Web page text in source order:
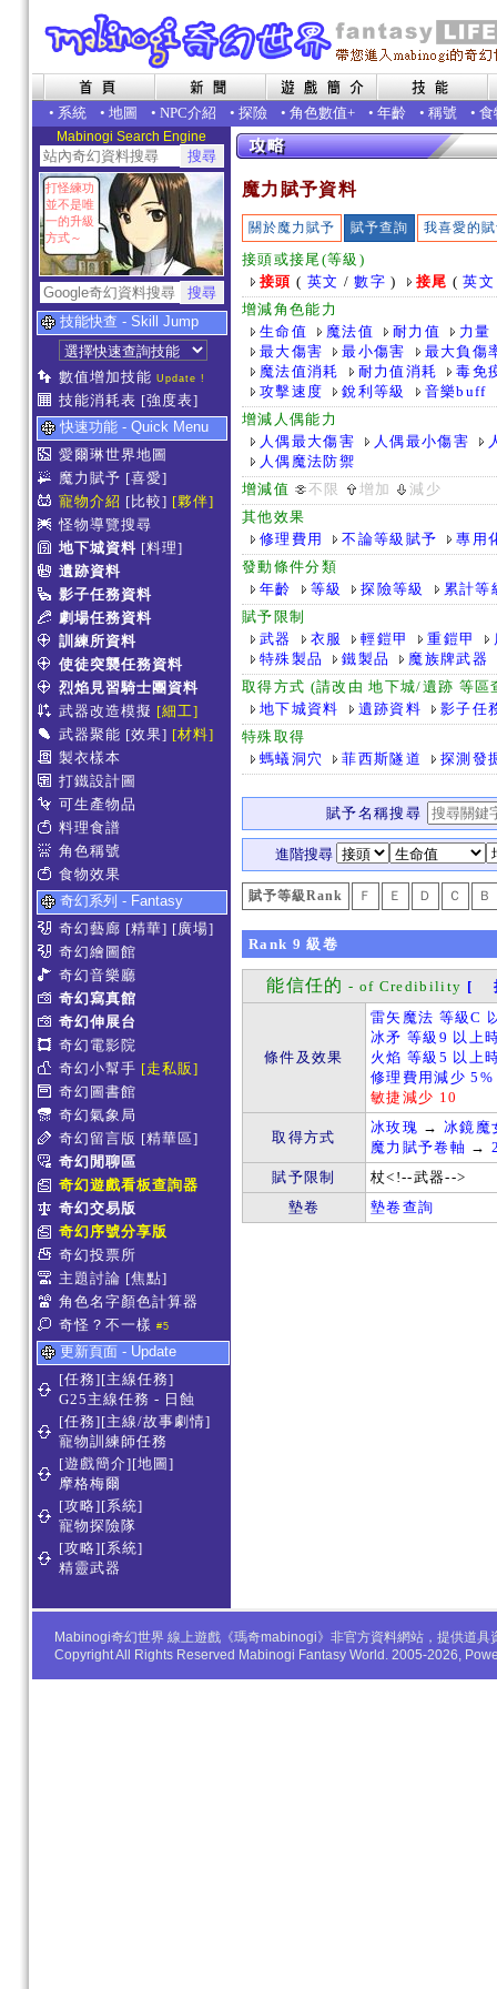
• 系統 • 地圖 • NPC介紹 • 探險 • 角色數值+ • 年齡 • 稱號 • 食
Mabinogi Search Engine
打怪練功
並不是唯
一的升級
方式～
技能快查 - Skill Jump
數值增加技能 Update !
技能消耗表 [強度表]
快速功能 - Quick Menu
愛爾琳世界地圖
魔力賦予 [喜愛]
寵物介紹 [比較] [夥伴]
怪物導覽搜尋
地下城資料 [料理]
遺跡資料
影子任務資料
劇場任務資料
訓練所資料
使徒突襲任務資料
烈焰見習騎士團資料
武器改造模擬 [細工]
武器聚能 [效果] [材料]
製衣樣本
打鐵設計圖
可生產物品
料理食譜
角色稱號
食物效果
奇幻系列 - Fantasy
奇幻藝廊 [精華] [廣場]
奇幻繪圖館
奇幻音樂廳
奇幻寫真館
奇幻伸展台
奇幻電影院
奇幻小幫手 [走私販]
奇幻圖書館
奇幻氣象局
奇幻留言版 [精華區]
奇幻閒聊區
奇幻遊戲看板查詢器
奇幻交易版
奇幻序號分享版
奇幻投票所
主題討論 [焦點]
角色名字顏色計算器
奇怪？不一樣 #5
更新頁面 - Update
[任務][主線任務]
G25主線任務 - 日蝕
[任務][主線/故事劇情]
寵物訓練師任務
[遊戲簡介][地圖]
摩格梅爾
[攻略][系統]
寵物探險隊
[攻略][系統]
精靈武器
魔力賦予資料
關於魔力賦予 賦予查詢 我喜愛的
接頭或接尾(等級)
接頭 ( 英文 /數字 ) 接尾 (英文
增減角色能力
生命值
魔法值 耐力值
力量
最大傷害
最小傷害
最大負傷
魔法值消耗
耐力值消耗
毒免
攻擊速度
銳利等級
音樂buff
增減人偶能力
人偶最大傷害
人偶最小傷害
人偶魔法防禦
增減值
不限 增加
減少
其他效果
修理費用
不論等級賦予
專用
發動條件分類
年齡
等級 探險等級
累計等
賦予限制
武器
衣服 輕鎧甲 重鎧甲
特殊製品
鐵製品
魔族牌武器
取得方式 (請改由 地下城/遺跡 等區
地下城資料
遺跡資料
影子任
特殊取得
螞蟻洞穴
菲西斯隧道 探測發
賦予名稱搜尋
進階搜尋
賦予等級Rank Ｆ Ｅ Ｄ Ｃ Ｂ
Rank 9 級卷
能信任的 - of Credibility [
條件及效果
雷矢魔法 等級C
冰矛 等級9 以上
火焰 等級5 以上
修理費用減少 5%
敏捷減少 10
取得方式
冰玫瑰 → 冰鏡魔
魔力賦予卷軸 →
賦予限制
杖<!--武器-->
墊卷
墊卷查詢
Mabinogi奇幻世界 線上遊戲《瑪奇mabinogi》非官方資料網站，提供道
Copyright All Rights Reserved Mabinogi Fantasy World. 2005-2026,